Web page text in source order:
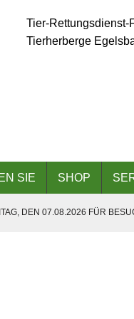
Tier-Rettungsdienst-
Tierherberge
SIE SHOP
DEN 07.08.2026 FÜR
AUFGRUND DER
AM 06.09.2026